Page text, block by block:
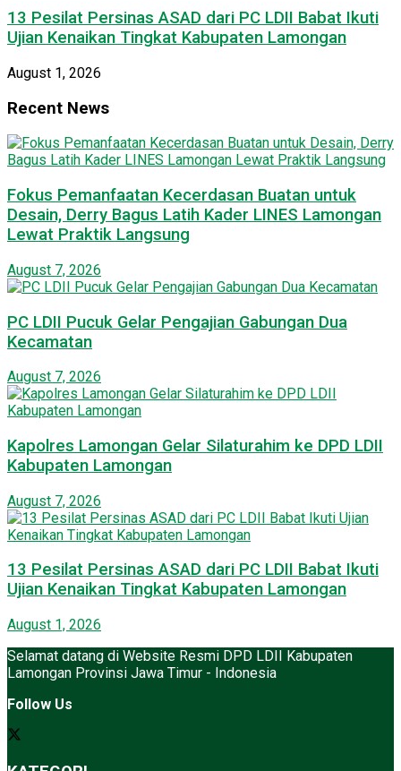
13 Pesilat Persinas ASAD dari PC LDII Babat Ikuti
Ujian Kenaikan Tingkat Kabupaten Lamongan
August 1, 2026
Recent News
Fokus Pemanfaatan Kecerdasan Buatan untuk
Desain, Derry Bagus Latih Kader LINES Lamongan
Lewat Praktik Langsung
August 7, 2026
PC LDII Pucuk Gelar Pengajian Gabungan Dua
Kecamatan
August 7, 2026
Kapolres Lamongan Gelar Silaturahim ke DPD LDII
Kabupaten Lamongan
August 7, 2026
13 Pesilat Persinas ASAD dari PC LDII Babat Ikuti
Ujian Kenaikan Tingkat Kabupaten Lamongan
August 1, 2026
Selamat datang di Website Resmi DPD LDII Kabupaten
Lamongan Provinsi Jawa Timur - Indonesia
Follow Us